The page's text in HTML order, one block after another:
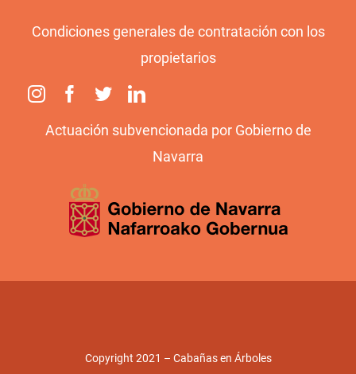
Condiciones generales de contratación con los
propietarios
Actuación subvencionada por Gobierno de
Navarra
Copyright 2021 – Cabañas en Árboles